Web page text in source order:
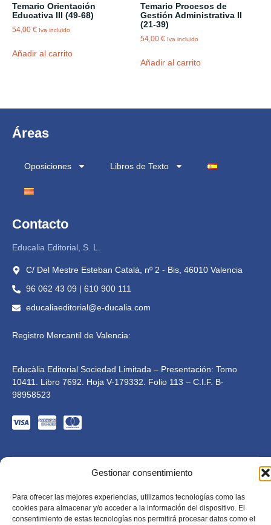
Gestionar consentimiento
Para ofrecer las mejores experiencias, utilizamos tecnologías como las
cookies para almacenar y/o acceder a la información del dispositivo. El
consentimiento de estas tecnologías nos permitirá procesar datos como el
Temario Orientación
Educativa III (49-68)
54,00 € Iva incluido
Añadir al carrito
Temario Procesos de
Gestión Administrativa II
(21-39)
54,00€ Iva incluido
Añadir al carrito
Áreas
Oposiciones Libros de Texto
Contacto
Educalia Editorial, S. L.
C/ Del Mestre Esteban Catalá, nº 2 - Bis, 46010 Valencia
96 062 43 09 | 610 900 111
educaliaeditorial@e-ducalia.com
Registro Mercantil de Valencia:
Educàlia Editorial Sociedad Limitada – Presentación: Tomo
10411. Libro 7692. Hoja V-179332. Folio 113 – C.I.F. B-
98958523